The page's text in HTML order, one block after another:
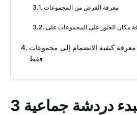
معرفة الغرض من المجموعات
معرفة كيفية الانضمام إلى مجموعات Instagram هي البداية
فقط
3 أسباب لبدء دردشة جماعية